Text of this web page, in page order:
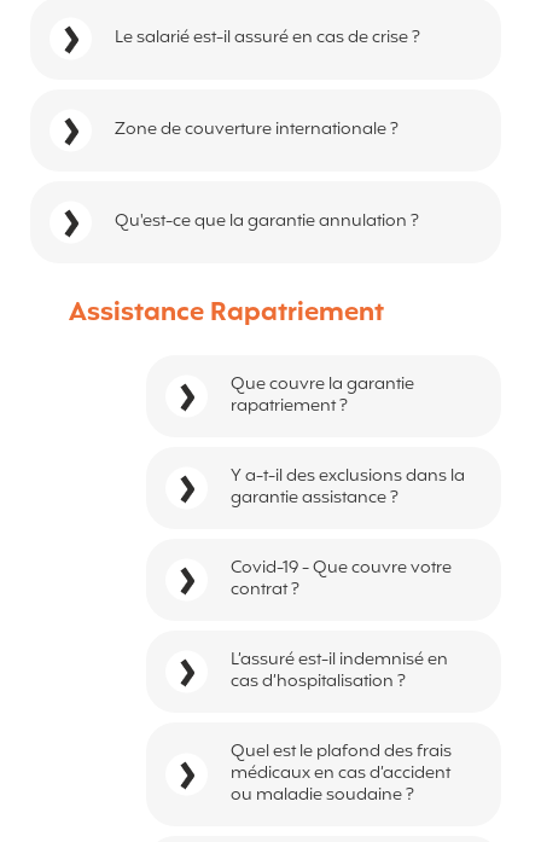
Le salarié est-il assuré en cas de crise ?
Zone de couverture internationale ?
Qu'est-ce que la garantie annulation ?
Assistance Rapatriement
Que couvre la garantie
rapatriement ?
Y a-t-il des exclusions dans la
garantie assistance ?
Covid-19 - Que couvre votre
contrat ?
L’assuré est-il indemnisé en
cas d’hospitalisation ?
Quel est le plafond des frais
médicaux en cas d’accident
ou maladie soudaine ?